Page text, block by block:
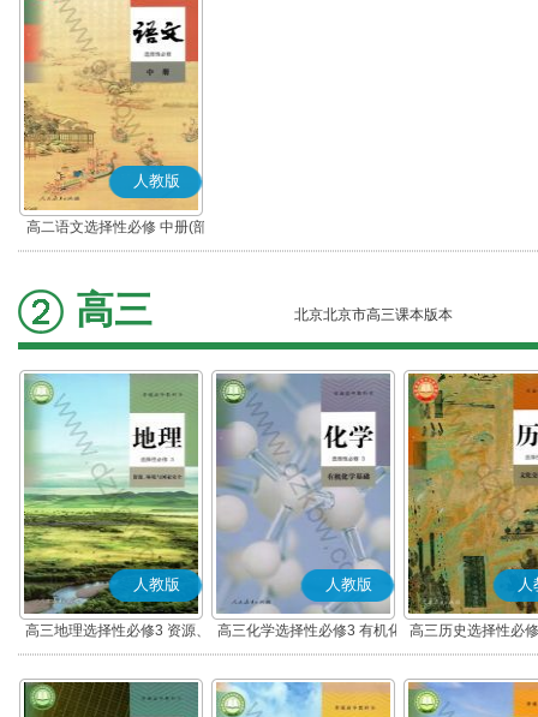
人教版
高二语文选择性必修 中册(部
编版)
高三 北京北京市高三课本版本
人教版
高三地理选择性必修3 资源、
环境与国家安全
人教版
高三化学选择性必修3 有机化
学基础
人
高三历史选择性必
流与传播(部